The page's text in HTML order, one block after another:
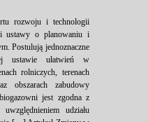
rozwoju i technologii
ustawy o planowaniu i
Postulują jednoznaczne
ustawie ułatwień w
rolniczych, terenach
obszarach zabudowy
jest zgodna z
udziału